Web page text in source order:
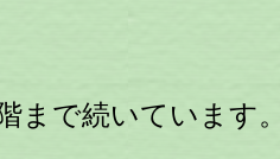
まで続いています